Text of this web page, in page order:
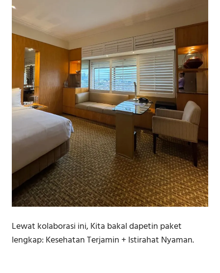
Lewat kolaborasi ini, Kita bakal dapetin paket
lengkap: Kesehatan Terjamin + Istirahat Nyaman.